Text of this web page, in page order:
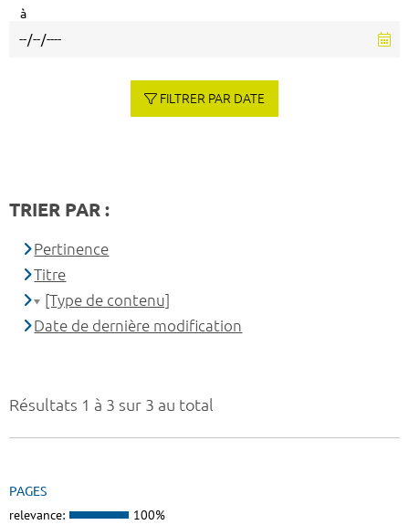
Résultats 1 à 3 sur 3 au total
PAGES
relevance: 100%
à
FILTRER PAR DATE
TRIER PAR :
Pertinence
Titre
[Type de contenu]
Date de dernière modification